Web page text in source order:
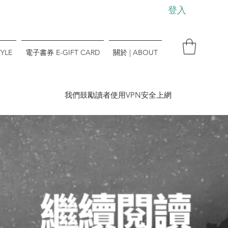
登入
電子書券 E-GIFT CARD 關於 | ABOUT
​我們鼓勵讀者使用VPN安全上網